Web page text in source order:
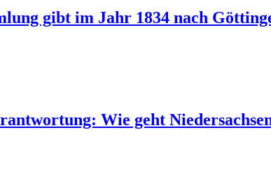
gibt im Jahr 1834 nach
Wie geht